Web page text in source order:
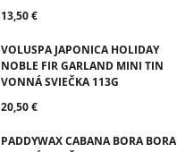
13,50 €
VOLUSPA JAPONICA HOLIDAY
NOBLE FIR GARLAND MINI TIN
VONNÁ SVIEČKA 113G
20,50 €
PADDYWAX CABANA BORA BORA